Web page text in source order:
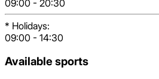
09:00 - 20:30
* Holidays:
09:00 - 14:30
Available sports